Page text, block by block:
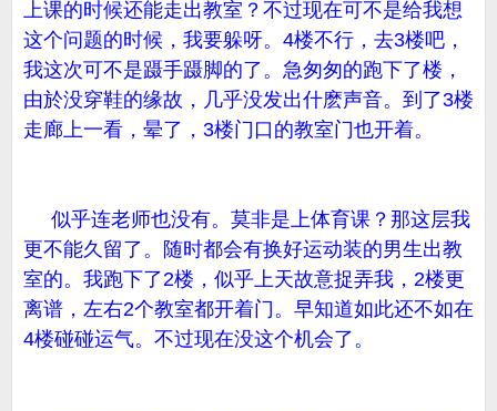
上课的时候还能走出教室？不过现在可不是给我想
这个问题的时候，我要躲呀。4楼不行，去3楼吧，
我这次可不是蹑手蹑脚的了。急匆匆的跑下了楼，
由於没穿鞋的缘故，几乎没发出什麽声音。到了3楼
走廊上一看，晕了，3楼门口的教室门也开着。
似乎连老师也没有。莫非是上体育课？那这层我
更不能久留了。随时都会有换好运动装的男生出教
室的。我跑下了2楼，似乎上天故意捉弄我，2楼更
离谱，左右2个教室都开着门。早知道如此还不如在
4楼碰碰运气。不过现在没这个机会了。